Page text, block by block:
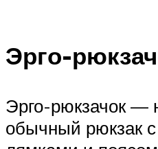
Эрго-
Эрго-рюкзачок —
обычный рюкзак